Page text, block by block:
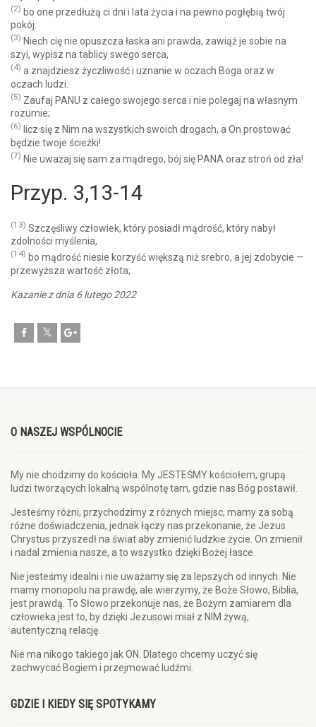
(2) bo one przedłużą ci dni i lata życia i na pewno pogłębią twój
pokój.
(3) Niech cię nie opuszcza łaska ani prawda, zawiąż je sobie na
szyi, wypisz na tablicy swego serca,
(4) a znajdziesz życzliwość i uznanie w oczach Boga oraz w
oczach ludzi.
(5) Zaufaj PANU z całego swojego serca i nie polegaj na własnym
rozumie;
(6) licz się z Nim na wszystkich swoich drogach, a On prostować
będzie twoje ścieżki!
(7) Nie uważaj się sam za mądrego, bój się PANA oraz stroń od zła!
Przyp. 3,13-14
(13) Szczęśliwy człowiek, który posiadł mądrość, który nabył
zdolności myślenia,
(14) bo mądrość niesie korzyść większą niż srebro, a jej zdobycie —
przewyższa wartość złota;
Kazanie z dnia 6 lutego 2022
O NASZEJ WSPÓLNOCIE
My nie chodzimy do kościoła. My JESTEŚMY kościołem, grupą
ludzi tworzących lokalną wspólnotę tam, gdzie nas Bóg postawił.
Jesteśmy różni, przychodzimy z różnych miejsc, mamy za sobą
różne doświadczenia, jednak łączy nas przekonanie, że Jezus
Chrystus przyszedł na świat aby zmienić ludzkie życie. On zmienił
i nadal zmienia nasze, a to wszystko dzięki Bożej łasce.
Nie jesteśmy idealni i nie uważamy się za lepszych od innych. Nie
mamy monopolu na prawdę, ale wierzymy, że Boże Słowo, Biblia,
jest prawdą. To Słowo przekonuje nas, że Bożym zamiarem dla
człowieka jest to, by dzięki Jezusowi miał z NIM żywą,
autentyczną relację.
Nie ma nikogo takiego jak ON. Dlatego chcemy uczyć się
zachwycać Bogiem i przejmować ludźmi.
GDZIE I KIEDY SIĘ SPOTYKAMY